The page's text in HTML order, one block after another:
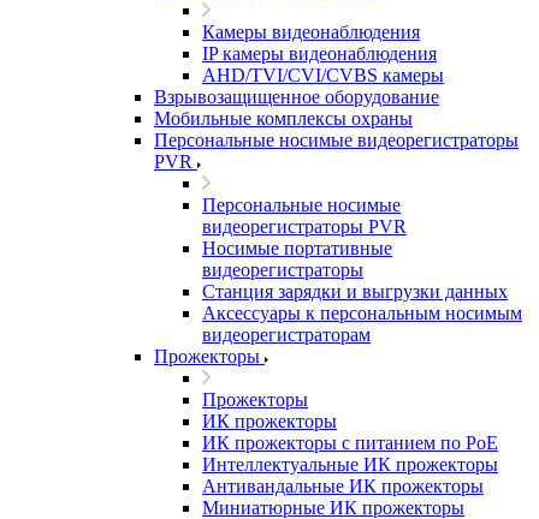
Камеры видеонаблюдения
IP камеры видеонаблюдения
AHD/TVI/CVI/CVBS камеры
Взрывозащищенное оборудование
Мобильные комплексы охраны
Персональные носимые видеорегистраторы
PVR
Персональные носимые
видеорегистраторы PVR
Носимые портативные
видеорегистраторы
Станция зарядки и выгрузки данных
Аксессуары к персональным носимым
видеорегистраторам
Прожекторы
Прожекторы
ИК прожекторы
ИК прожекторы с питанием по PoE
Интеллектуальные ИК прожекторы
Антивандальные ИК прожекторы
Миниатюрные ИК прожекторы